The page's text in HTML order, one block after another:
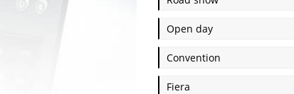
Open day
Convention
Fiera